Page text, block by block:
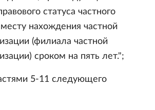
статуса частного
нахождения частной
(филиала частной
сроком на пять лет.";
5-11 следующего